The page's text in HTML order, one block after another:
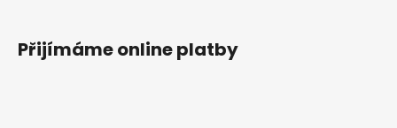
Přijímáme online platby